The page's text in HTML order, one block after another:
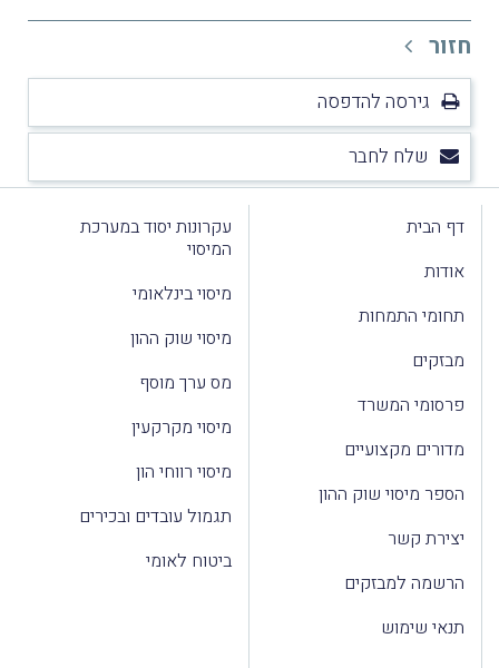
חזור
גירסה להדפסה
שלח לחבר
דף הבית
אודות
תחומי התמחות
מבזקים
פרסומי המשרד
מדורים מקצועיים
הספר מיסוי שוק ההון
יצירת קשר
הרשמה למבזקים
תנאי שימוש
עקרונות יסוד במערכת
המיסוי
מיסוי בינלאומי
מיסוי שוק ההון
מס ערך מוסף
מיסוי מקרקעין
מיסוי רווחי הון
תגמול עובדים ובכירים
ביטוח לאומי